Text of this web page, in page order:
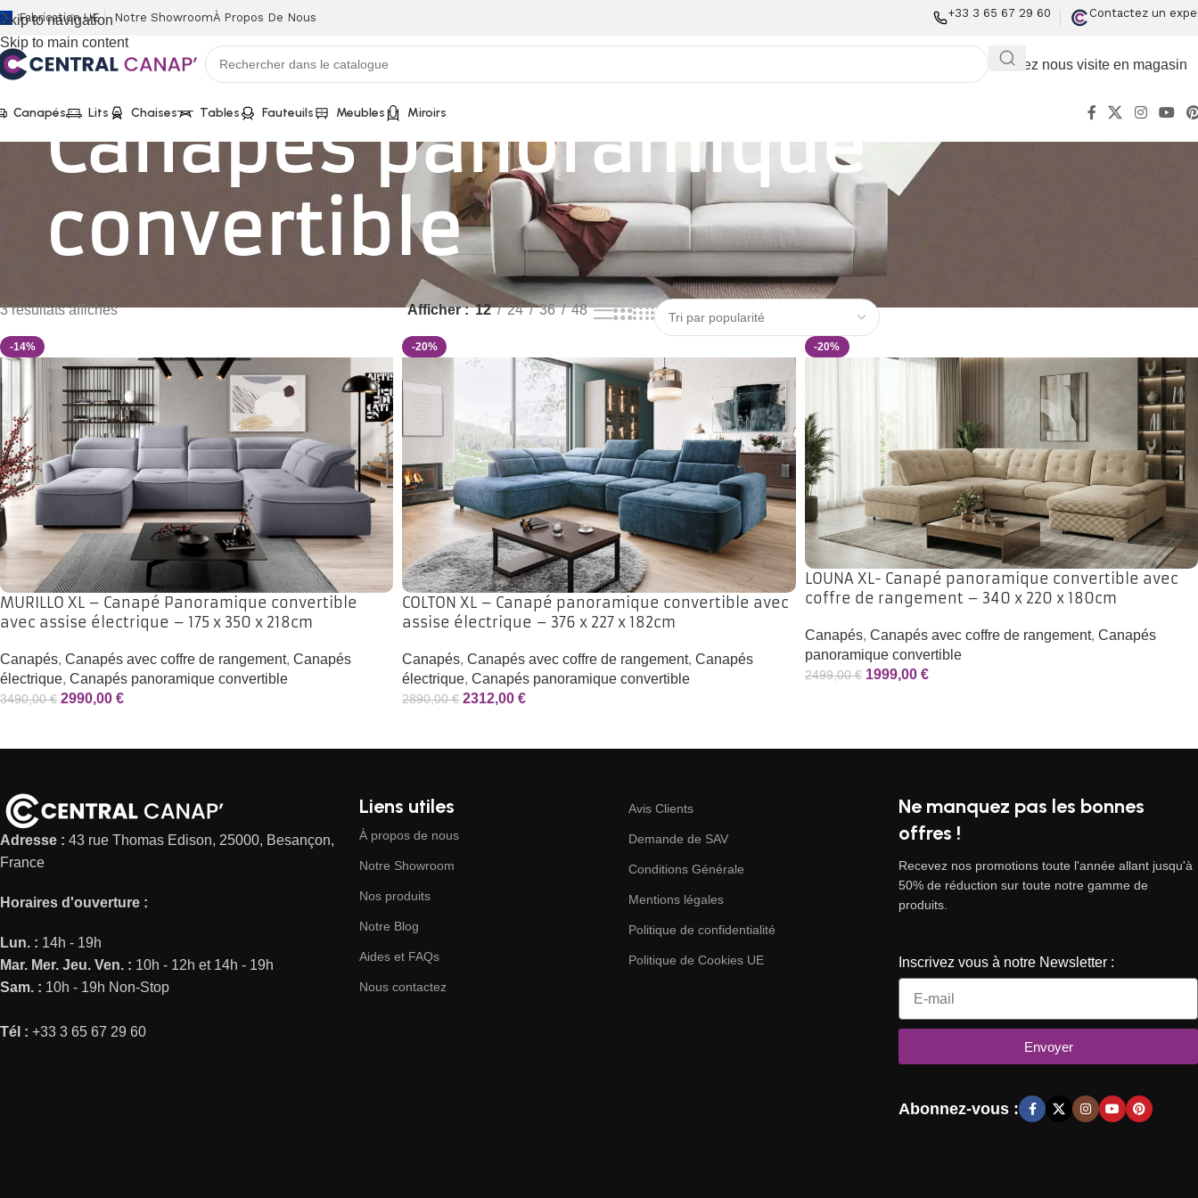
Skip to navigation
Skip to main content
Fabrication UE Notre ShowroomÀ Propos De Nous +33 3 65 67 29 60 Contactez un
Rendez nous visite en magasin
Canapés Lits Chaises Tables Fauteuils Meubles Miroirs
Canapés panoramique
convertible
3 résultats affichés Afficher 12 24 36 48
-14%
MURILLO XL – Canapé Panoramique convertible
avec assise électrique – 175 x 350 x 218cm
Canapés, Canapés avec coffre de rangement, Canapés
électrique, Canapés panoramique convertible
3490,00€ 2990,00 €
-20%
COLTON XL – Canapé panoramique convertible avec
assise électrique – 376 x 227 x 182cm
Canapés, Canapés avec coffre de rangement, Canapés
électrique, Canapés panoramique convertible
2890,00€ 2312,00€
-20%
LOUNA XL- Canapé panoramique convertible avec
coffre de rangement – 340 x 220 x 180cm
Canapés, Canapés avec coffre de rangement, Canapés
panoramique convertible
2499,00€ 1999,00 €
Adresse : 43 rue Thomas Edison, 25000, Besançon,
France
Horaires d'ouverture :
Lun. : 14h - 19h
Mar. Mer. Jeu. Ven. : 10h - 12h et 14h - 19h
Sam. : 10h - 19h Non-Stop
Tél : +33 3 65 67 29 60
Liens utiles
À propos de nous
Notre Showroom
Nos produits
Notre Blog
Aides et FAQs
Nous contactez
Avis Clients
Demande de SAV
Conditions Générale
Mentions légales
Politique de confidentialité
Politique de Cookies UE
Ne manquez pas les bonnes
offres !
Recevez nos promotions toute l'année allant jusqu'à
50% de réduction sur toute notre gamme de
produits.
Inscrivez vous à notre Newsletter :
Envoyer
Abonnez-vous :